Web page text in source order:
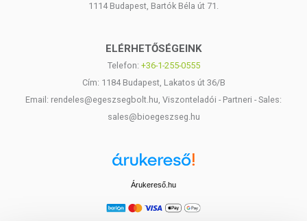
1114 Budapest, Bartók Béla út 71.
ELÉRHETŐSÉGEINK
Telefon: +36-1-255-0555
Cím: 1184 Budapest, Lakatos út 36/B
Email: rendeles@egeszsegbolt.hu, Viszonteladói - Partneri - Sales:
sales@bioegeszseg.hu
Árukereső.hu